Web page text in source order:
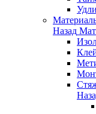
Назад